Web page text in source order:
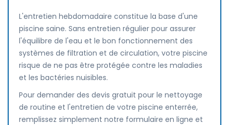
L'entretien hebdomadaire constitue la base d'une
piscine saine. Sans entretien régulier pour assurer
l'équilibre de l'eau et le bon fonctionnement des
systèmes de filtration et de circulation, votre piscine
risque de ne pas être protégée contre les maladies
et les bactéries nuisibles.
Pour demander des devis gratuit pour le nettoyage
de routine et l'entretien de votre piscine enterrée,
remplissez simplement notre formulaire en ligne et